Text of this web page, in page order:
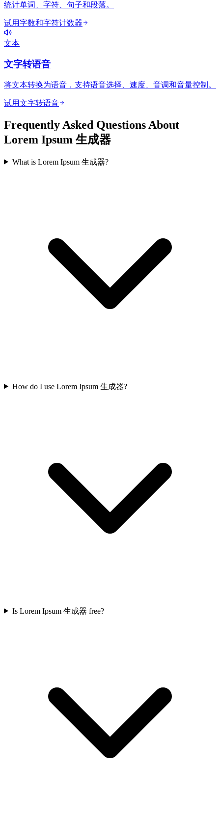
统计单词、字符、句子和段落。
试用字数和字符计数器
文本
文字转语音
将文本转换为语音，支持语音选择、速度、音调和音量控制。
试用文字转语音
Frequently Asked Questions About
Lorem Ipsum 生成器
What is Lorem Ipsum 生成器?
How do I use Lorem Ipsum 生成器?
Is Lorem Ipsum 生成器 free?